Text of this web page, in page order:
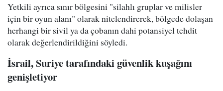
Yetkili ayrıca sınır bölgesini "silahlı gruplar ve milisler
için bir oyun alanı" olarak nitelendirerek, bölgede dolaşan
herhangi bir sivil ya da çobanın dahi potansiyel tehdit
olarak değerlendirildiğini söyledi.
İsrail, Suriye tarafındaki güvenlik kuşağını
genişletiyor